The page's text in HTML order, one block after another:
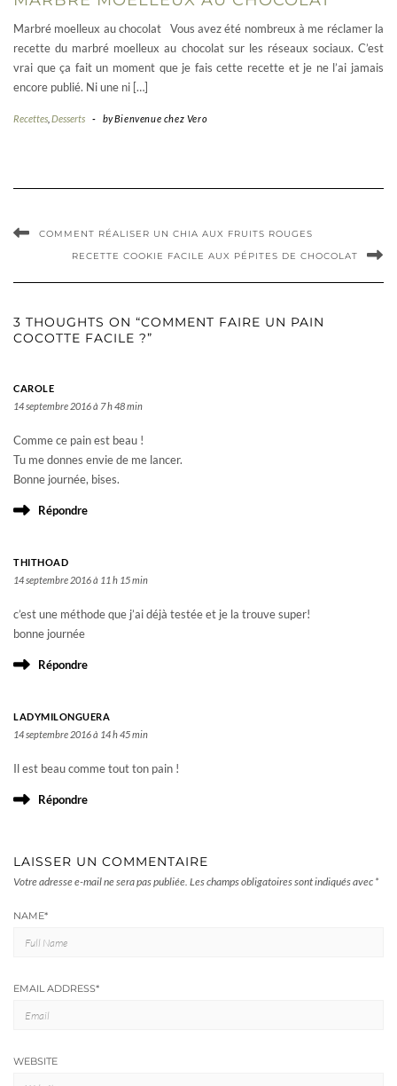
Marbré moelleux au chocolat Vous avez été nombreux à me réclamer la
recette du marbré moelleux au chocolat sur les réseaux sociaux. C’est
vrai que ça fait un moment que je fais cette recette et je ne l’ai jamais
encore publié. Ni une ni […]
Recettes Desserts - byBienvenue chez Vero
COMMENT RÉALISER UN CHIA AUX FRUITS ROUGES
RECETTE COOKIE FACILE AUX PÉPITES DE CHOCOLAT
3 THOUGHTS ON “COMMENT FAIRE UN PAIN
COCOTTE FACILE ?”
CAROLE
14 septembre 2016 à 7 h 48 min
Comme ce pain est beau !
Tu me donnes envie de me lancer.
Bonne journée, bises.
Répondre
THITHOAD
14 septembre 2016 à 11 h 15 min
c’est une méthode que j’ai déjà testée et je la trouve super!
bonne journée
Répondre
LADYMILONGUERA
14 septembre 2016 à 14 h 45 min
Il est beau comme tout ton pain !
Répondre
LAISSER UN COMMENTAIRE
Votre adresse e-mail ne sera pas publiée. Les champs obligatoires sont indiqués avec *
NAME*
EMAIL ADDRESS*
WEBSITE